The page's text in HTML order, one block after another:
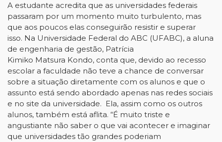
A estudante acredita que as universidades federais
passaram por um momento muito turbulento, mas
que aos poucos elas conseguirão resistir e superar
isso. Na Universidade Federal do ABC (UFABC), a aluna
de engenharia de gestão, Patrícia
Kimiko Matsura Kondo, conta que, devido ao recesso
escolar a faculdade não teve a chance de conversar
sobre a situação diretamente com os alunos e que o
assunto está sendo abordado apenas nas redes sociais
e no site da universidade. Ela, assim como os outros
alunos, também está aflita. “É muito triste e
angustiante não saber o que vai acontecer e imaginar
que universidades tão grandes poderiam